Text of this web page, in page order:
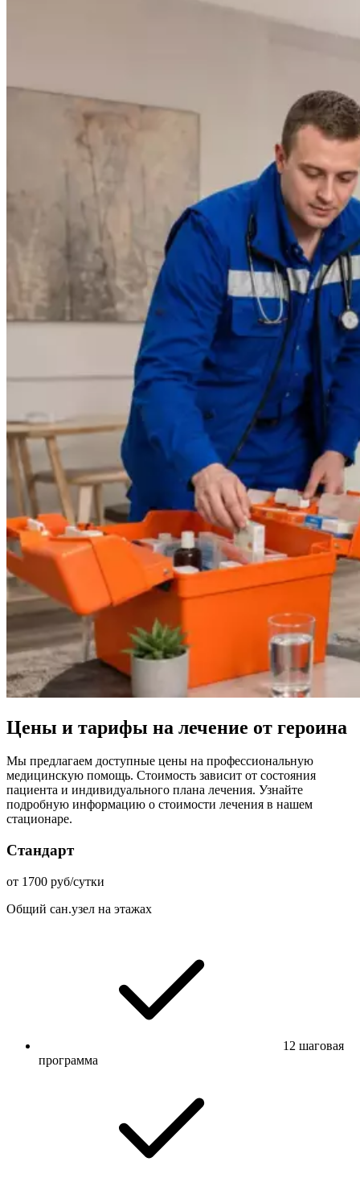
Цены и тарифы на лечение от героина
Мы предлагаем доступные цены на профессиональную
медицинскую помощь. Стоимость зависит от состояния
пациента и индивидуального плана лечения. Узнайте
подробную информацию о стоимости лечения в нашем
стационаре.
Стандарт
от 1700 руб/сутки
Общий сан.узел на этажах
12 шаговая
программа